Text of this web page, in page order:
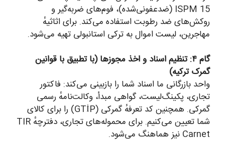
ISPM 15 (ضدعفونی‌شده)، فوم‌های ضربه‌گیر و
روکش‌های ضد رطوبت استفاده می‌کند. برای اثاثیهٔ
مهاجرین، لیست اموال به ترکی استانبولی تهیه می‌شود.
گام ۴: تنظیم اسناد و اخذ مجوزها (با تطبیق با قوانین
گمرک ترکیه)
واحد بازرگانی ما اسناد شما را بازبینی می‌کند: فاکتور
تجاری، پکینگ‌لیست، گواهی مبدأ، وکالت‌نامهٔ رسمی
گمرکی. همچنین کد تعرفهٔ گمرکی (GTİP) را برای کالای
شما تعیین می‌کنیم. برای محموله‌های تجاری، دفترچهٔ TIR
Carnet نیز هماهنگ می‌شود.